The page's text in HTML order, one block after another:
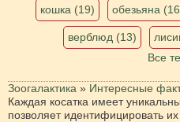
кошка (19) обезьяна
верблюд (13)
Все
Зоогалактика » Интересные
Каждая косатка имеет
позволяет идентифицировать их